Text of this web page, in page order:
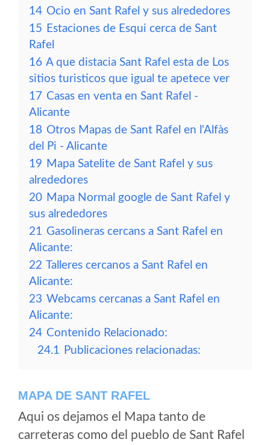
14 Ocio en Sant Rafel y sus alrededores
15 Estaciones de Esqui cerca de Sant
Rafel
16 A que distacia Sant Rafel esta de Los
sitios turisticos que igual te apetece ver
17 Casas en venta en Sant Rafel -
Alicante
18 Otros Mapas de Sant Rafel en l'Alfàs
del Pi - Alicante
19 Mapa Satelite de Sant Rafel y sus
alrededores
20 Mapa Normal google de Sant Rafel y
sus alrededores
21 Gasolineras cercans a Sant Rafel en
Alicante:
22 Talleres cercanos a Sant Rafel en
Alicante:
23 Webcams cercanas a Sant Rafel en
Alicante:
24 Contenido Relacionado:
24.1 Publicaciones relacionadas:
MAPA DE SANT RAFEL
Aqui os dejamos el Mapa tanto de
carreteras como del pueblo de Sant Rafel